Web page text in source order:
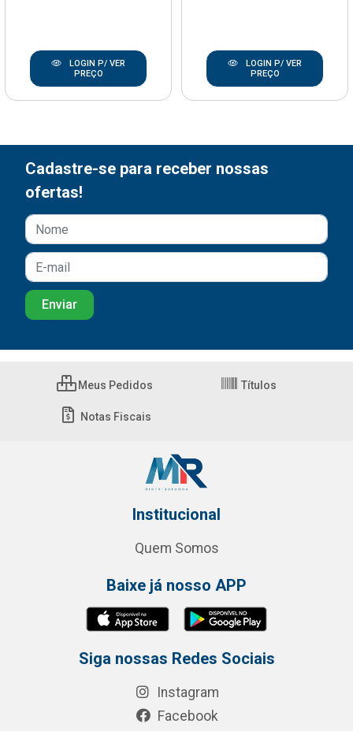
LOGIN P/ VER
PREÇO
LOGIN P/ VER
PREÇO
Cadastre-se para receber nossas
ofertas!
Meus Pedidos Títulos
Notas Fiscais
Institucional
Quem Somos
Baixe já nosso APP
Siga nossas Redes Sociais
Instagram
Facebook